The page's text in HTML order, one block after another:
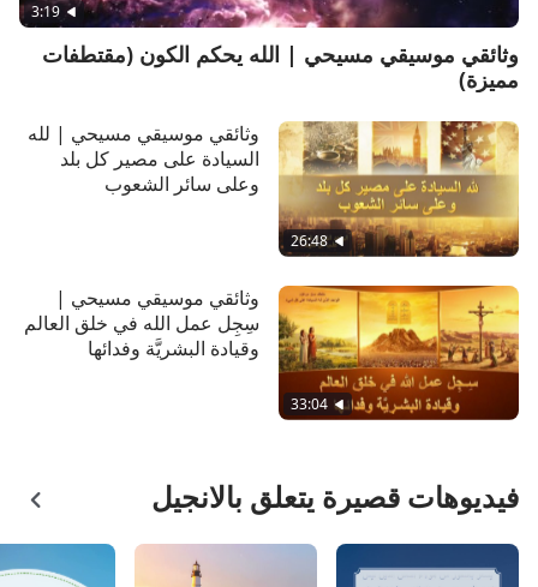
3:19
وثائقي موسيقي مسيحي | الله يحكم الكون (مقتطفات
مميزة)
26:48
وثائقي موسيقي مسيحي | لله
السيادة على مصير كل بلد
وعلى سائر الشعوب
33:04
وثائقي موسيقي مسيحي |
سِجِل عمل الله في خلق العالم
وقيادة البشريَّة وفدائها
فيديوهات قصيرة يتعلق بالانجيل